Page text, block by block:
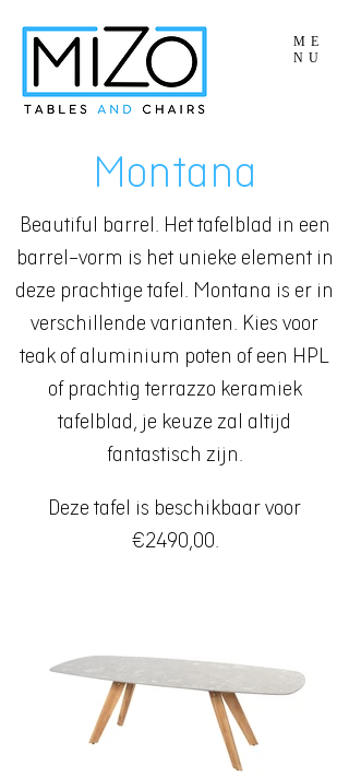
ME
NU
Montana
Beautiful barrel. Het tafelblad in een
barrel-vorm is het unieke element in
deze prachtige tafel. Montana is er in
verschillende varianten. Kies voor
teak of aluminium poten of een HPL
of prachtig terrazzo keramiek
tafelblad, je keuze zal altijd
fantastisch zijn.
Deze tafel is beschikbaar voor
€2490,00.